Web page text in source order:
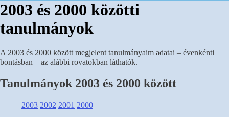
2003 és 2000 közötti
tanulmányok
A 2003 és 2000 között megjelent tanulmányaim adatai – évenkénti
bontásban – az alábbi rovatokban láthatók.
Tanulmányok 2003 és 2000 között
2003 2002 2001 2000